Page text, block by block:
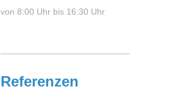
von 8:00 Uhr bis 16:30 Uhr
Referenzen